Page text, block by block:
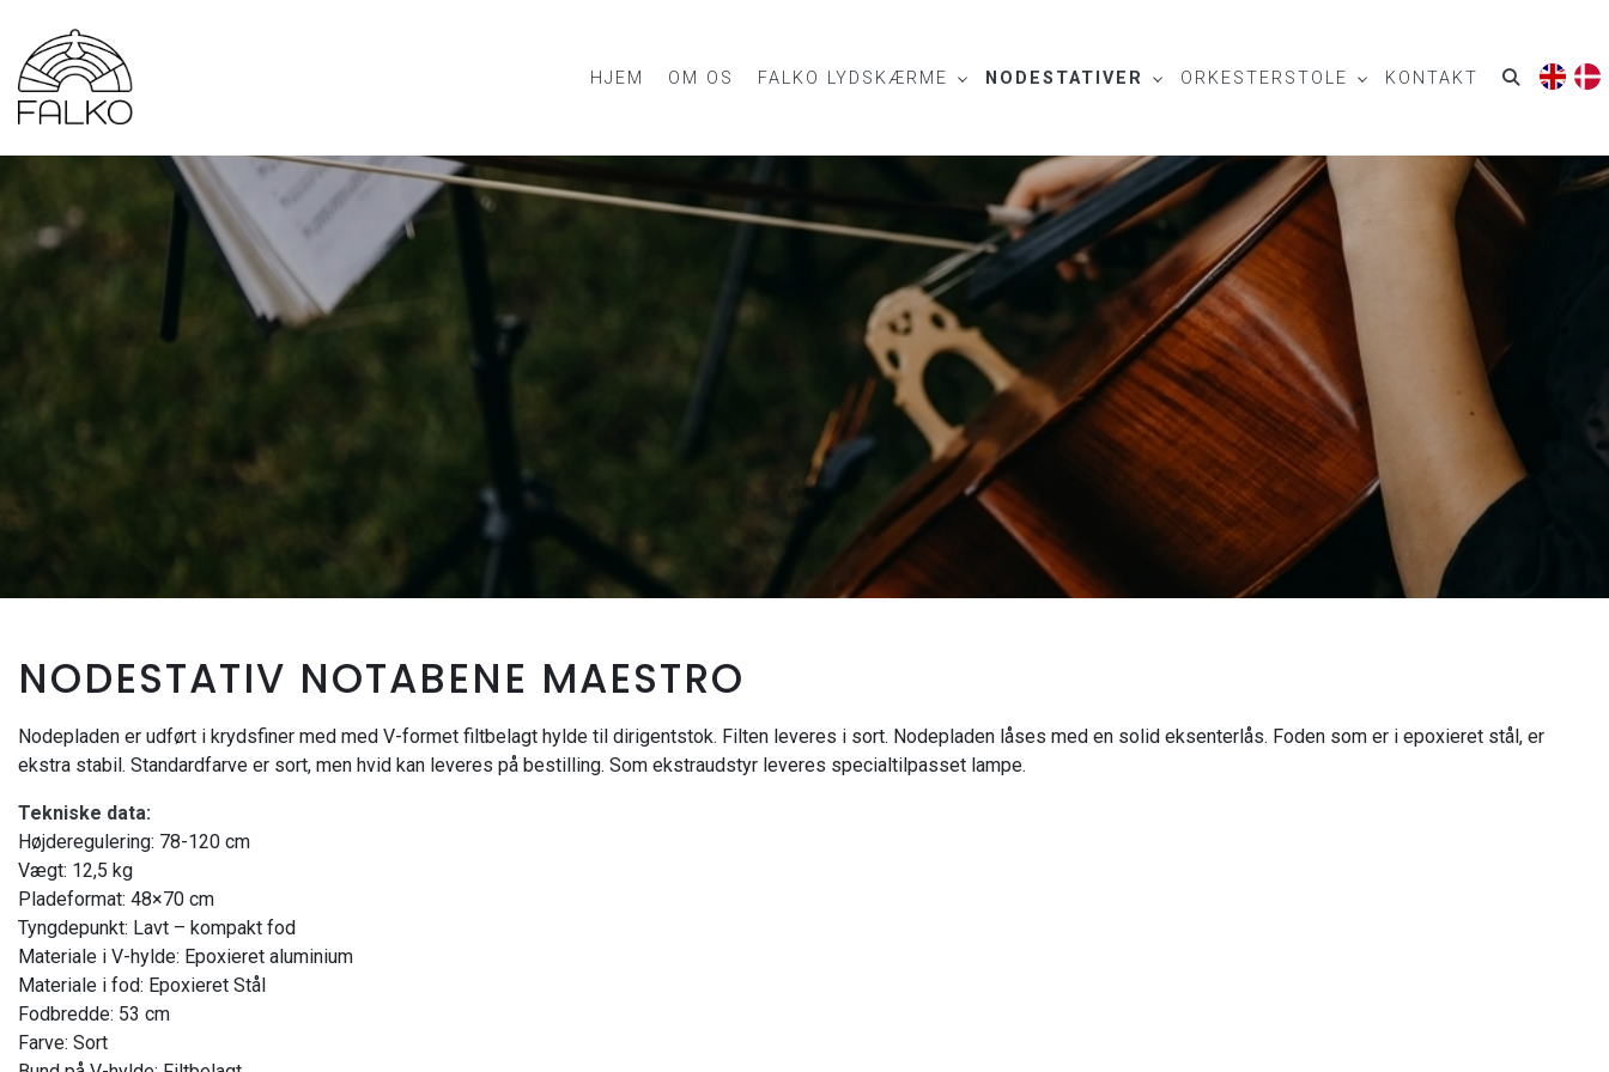
hovedindhold
HJEM OM OS FALKO LYDSKÆRME NODESTATIVER ORKESTERSTOLE KONTAKT
NODESTATIV NOTABENE MAESTRO
Nodepladen er udført i krydsfiner med med V-formet filtbelagt hylde til dirigentstok. Filten leveres i sort. Nodepladen låses med en solid eksenterlås. Foden som er i epoxieret stål, er
ekstra stabil. Standardfarve er sort, men hvid kan leveres på bestilling. Som ekstraudstyr leveres specialtilpasset lampe.
Tekniske data:
Højderegulering: 78-120 cm
Vægt: 12,5 kg
Pladeformat: 48×70 cm
Tyngdepunkt: Lavt – kompakt fod
Materiale i V-hylde: Epoxieret aluminium
Materiale i fod: Epoxieret Stål
Fodbredde: 53 cm
Farve: Sort